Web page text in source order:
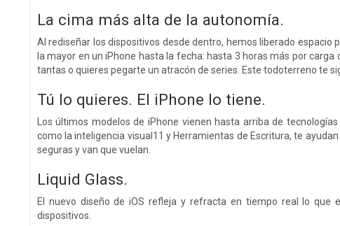
La cima más alta de la autonomía.
Al rediseñar los dispositivos desde dentro, hemos liberado espacio
la mayor en un iPhone hasta la fecha: hasta 3 horas más por
tantas o quieres pegarte un atracón de series. Este todoterreno te
Tú lo quieres. El iPhone lo tiene.
Los últimos modelos de iPhone vienen hasta arriba de
como la inteligencia visual11 y Herramientas de Escritura, te
seguras y van que vuelan.
Liquid Glass.
El nuevo diseño de iOS refleja y refracta en tiempo real lo
dispositivos.